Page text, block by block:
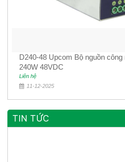
D240-48 Upcom Bộ nguồn
240W 48VDC
Liên hệ
11-12-2025
TIN TỨC